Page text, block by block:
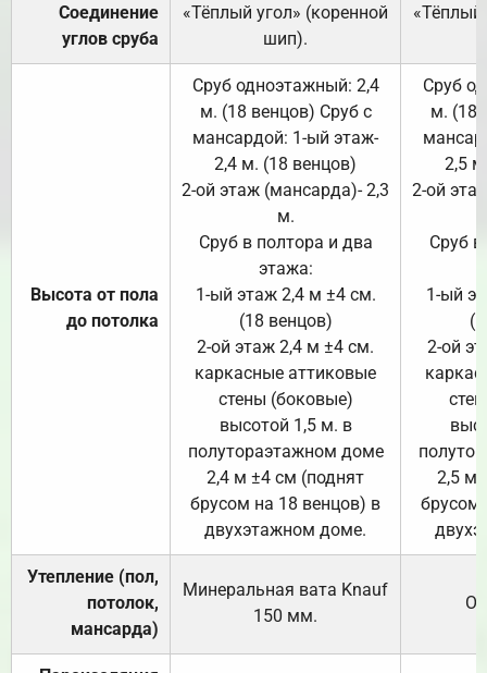
Соединение
углов сруба
«Тёплый угол» (коренной
шип).
«Тёплый
Высота от пола
до потолка
Сруб одноэтажный: 2,4
м. (18 венцов) Сруб с
мансардой: 1-ый этаж-
2,4 м. (18 венцов)
2-ой этаж (мансарда)- 2,3
м.
Сруб в полтора и два
этажа:
1-ый этаж 2,4 м ±4 см.
(18 венцов)
2-ой этаж 2,4 м ±4 см.
каркасные аттиковые
стены (боковые)
высотой 1,5 м. в
полутораэтажном доме
2,4 м ±4 см (поднят
брусом на 18 венцов) в
двухэтажном доме.
Сруб
м. (18
2,5
2-ой
Сруб
1-ый
2-ой
2,5 м
брусом
Утепление (пол,
потолок,
мансарда)
Минеральная вата Knauf
150 мм.